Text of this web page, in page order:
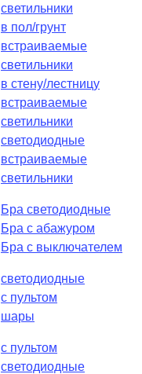
светильники
в пол/грунт
встраиваемые
светильники
в стену/лестницу
встраиваемые
светильники
светодиодные
встраиваемые
светильники
Бра светодиодные
Бра с абажуром
Бра с выключателем
светодиодные
с пультом
шары
с пультом
светодиодные